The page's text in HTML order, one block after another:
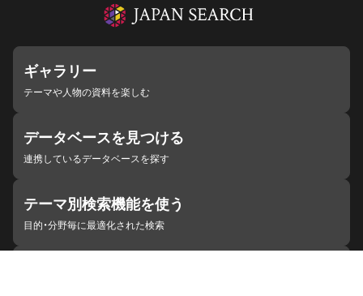
ギャラリー
テーマや人物の資料を楽しむ
データベースを見つける
連携しているデータベースを探す
テーマ別検索機能を使う
目的・分野毎に最適化された検索